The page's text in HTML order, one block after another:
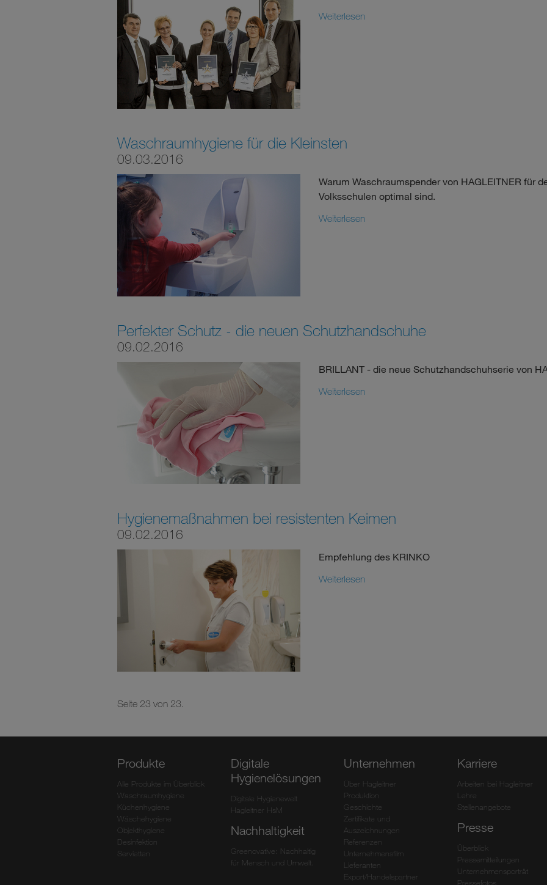
Weiterlesen
Waschraumhygiene für die Kleinsten
09.03.2016
Warum Waschraumspender von HAGLEITNER für
Volksschulen optimal sind.
Weiterlesen
Perfekter Schutz - die neuen Schutzhandschuhe
09.02.2016
BRILLANT - die neue Schutzhandschuhserie von
Weiterlesen
Hygienemaßnahmen bei resistenten Keimen
09.02.2016
Empfehlung des KRINKO
Weiterlesen
Seite 23 von 23.
Produkte
Alle Produkte im Überblick
Waschraumhygiene
Küchenhygiene
Wäschehygiene
Objekthygiene
Desinfektion
Servietten
Digitale
Hygienelösungen
Digitale Hygienewelt
Hagleitner HsM
Nachhaltigkeit
Greenovative: Nachhaltig
für Mensch und Umwelt.
Unternehmen
Über Hagleitner
Produktion
Geschichte
Zertifikate und
Auszeichnungen
Referenzen
Unternehmensfilm
Lieferanten
Export/Handelspartner
Karriere
Arbeiten bei Hagleitner
Lehre
Stellenangebote
Presse
Überblick
Pressemitteilungen
Unternehmensporträt
Pressefotos